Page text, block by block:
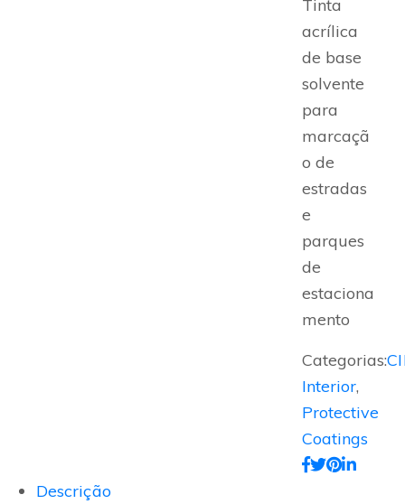
Tinta
acrílica
de base
solvente
para
marcaçã
o de
estradas
e
parques
de
estaciona
mento
Categorias:
Interior,
Protective
Coatings
Descrição